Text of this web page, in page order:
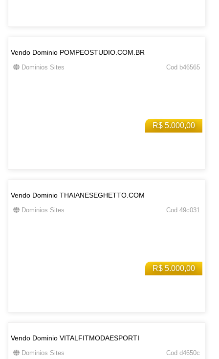
R$ 5.000,00
Vendo Dominio POMPEOSTUDIO.COM.BR
Dominios Sites Cod b46565
R$ 5.000,00
Vendo Dominio THAIANESEGHETTO.COM
Dominios Sites Cod 49c031
Vendo Dominio VITALFITMODAESPORTI
Dominios Sites Cod d4650c